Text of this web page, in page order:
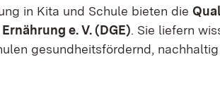
in Kita und Schule bieten die
e. V. (DGE). Sie liefern
gesundheitsfördernd,